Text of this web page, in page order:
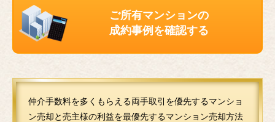
ご所有マンションの
成約事例を確認する
仲介手数料を多くもらえる両手取引を優先するマンショ
ン売却と売主様の利益を最優先するマンション売却方法